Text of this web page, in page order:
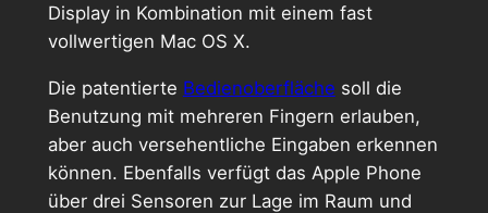
Display in Kombination mit einem fast
vollwertigen Mac OS X.
Die patentierte Bedienoberfläche soll die
Benutzung mit mehreren Fingern erlauben,
aber auch versehentliche Eingaben erkennen
können. Ebenfalls verfügt das Apple Phone
über drei Sensoren zur Lage im Raum und